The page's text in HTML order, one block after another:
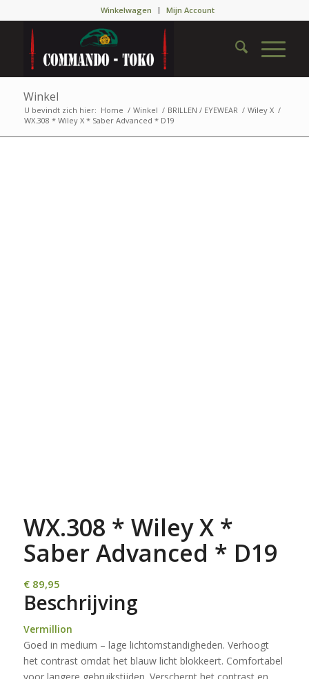
Winkelwagen Mijn Account
Winkel
U bevindt zich hier: Home / Winkel / BRILLEN / EYEWEAR / Wiley X /
WX.308 * Wiley X * Saber Advanced * D19
WX.308 * Wiley X *
Saber Advanced * D19
€89,95
Beschrijving
Vermillion
Goed in medium – lage lichtomstandigheden. Verhoogt
het contrast omdat het blauw licht blokkeert. Comfortabel
voor langere gebruikstijden. Verscherpt het contrast en